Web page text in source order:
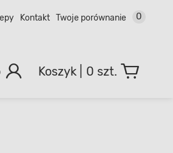
Kontakt Twoje porównanie 0
0 szt.